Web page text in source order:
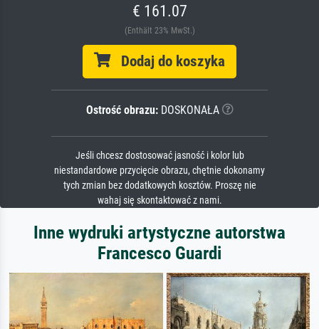
€ 161.07
(Enthält 23% MwSt.)
Dodaj do koszyka
Ostrość obrazu:DOSKONAŁA
Jeśli chcesz dostosować jasność i kolor lub
niestandardowe przycięcie obrazu, chętnie dokonamy
tych zmian bez dodatkowych kosztów. Proszę nie
wahaj się skontaktować z nami.
Inne wydruki artystyczne autorstwa
Francesco Guardi